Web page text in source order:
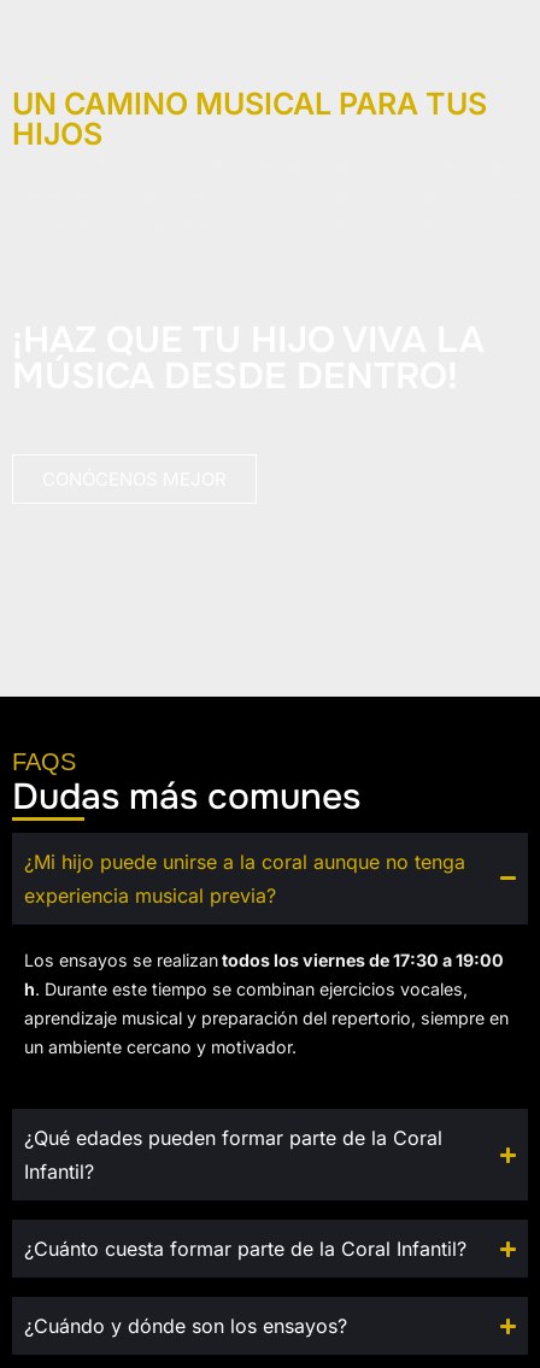
UN CAMINO MUSICAL PARA TUS
HIJOS
FAQS
Dudas más comunes
¿Mi hijo puede unirse a la coral aunque no tenga
experiencia musical previa?
Los ensayos se realizantodos los viernes de 17:30 a 19:00
h. Durante este tiempo se combinan ejercicios vocales,
aprendizaje musical y preparación del repertorio, siempre en
un ambiente cercano y motivador.
¿Qué edades pueden formar parte de la Coral
Infantil?
¿Cuánto cuesta formar parte de la Coral Infantil?
¿Cuándo y dónde son los ensayos?